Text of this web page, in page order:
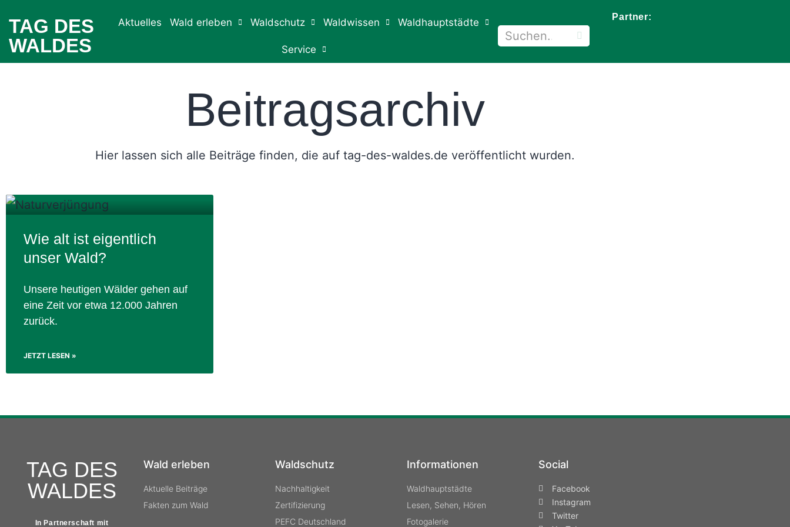
TAG DES
WALDES
Aktuelles Wald erleben Waldschutz Waldwissen Waldhauptstädte
Service
Partner:
Beitragsarchiv
Hier lassen sich alle Beiträge finden, die auf tag-des-waldes.de veröffentlicht wurden.
Wie alt ist eigentlich
unser Wald?
Unsere heutigen Wälder gehen auf
eine Zeit vor etwa 12.000 Jahren
zurück.
JETZT LESEN »
TAG DES
WALDES
In Partnerschaft mit
Wald erleben
Aktuelle Beiträge
Fakten zum Wald
Waldschutz
Nachhaltigkeit
Zertifizierung
PEFC Deutschland
Informationen
Waldhauptstädte
Lesen, Sehen, Hören
Fotogalerie
Social
Facebook
Instagram
Twitter